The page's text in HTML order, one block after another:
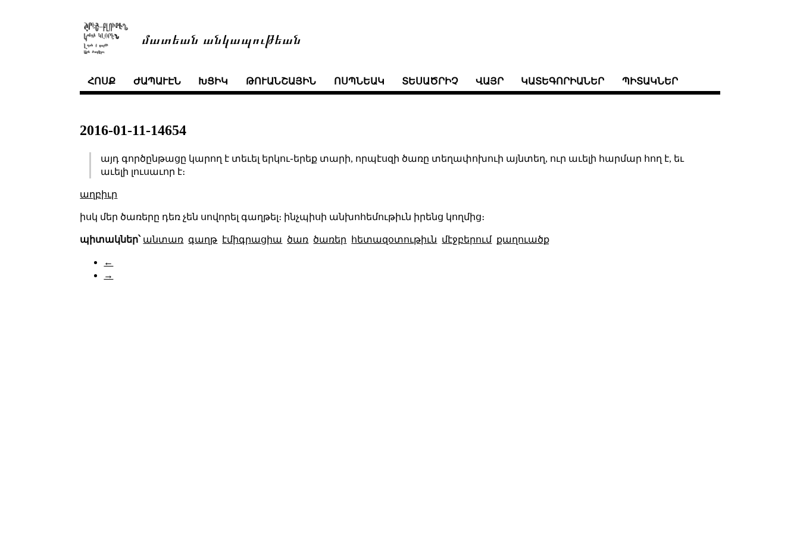
մատեան անկապութեան
ՀՈՍՔ ԺԱՊԱՒԷՆ ԽՑԻԿ ԹՈՒԱՆՇԱՅԻՆ ՈՍՊՆԵԱԿ ՏԵՍԱԾՐԻՉ ՎԱՅՐ ԿԱՏԵԳՈՐԻԱՆԵՐ ՊԻՏԱԿՆԵՐ
2016-01-11-14654
այդ գործընթացը կարող է տեւել երկու֊երեք տարի, որպէսզի ծառը տեղափոխուի այնտեղ, ուր աւելի հարմար հող է, եւ
աւելի լուսաւոր է։
աղբիւր
իսկ մեր ծառերը դեռ չեն սովորել գաղթել։ ինչպիսի անխոհեմութիւն իրենց կողմից։
պիտակներ՝ անտառ գաղթ էմիգրացիա ծառ ծառեր հետազօտութիւն մէջբերում քաղուածք
←
→